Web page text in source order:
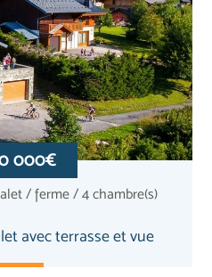
000€
/ ferme / 4 chambre(s)
avec terrasse et vue